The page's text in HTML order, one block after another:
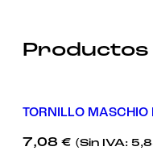
Productos
TORNILLO
7,08 € (Sin IVA:
mientras visitas
aumentas la